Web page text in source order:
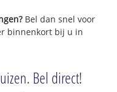
Bel dan snel voor
binnenkort bij u in
Bel direct!